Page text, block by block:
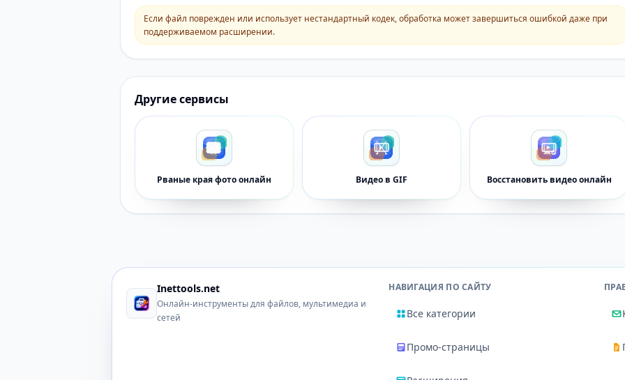
Если файл поврежден или использует нестандартный кодек, обработка может завершиться ошибкой даже при
поддерживаемом расширении.
Другие сервисы
Рваные края фото онлайн Видео в GIF Восстановить видео онлайн
Inettools.net
Онлайн-инструменты для файлов, мультимедиа и
сетей
НАВИГАЦИЯ ПО САЙТУ
Все категории
Промо-страницы